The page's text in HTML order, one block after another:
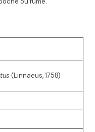
(Linnaeus, 1758)